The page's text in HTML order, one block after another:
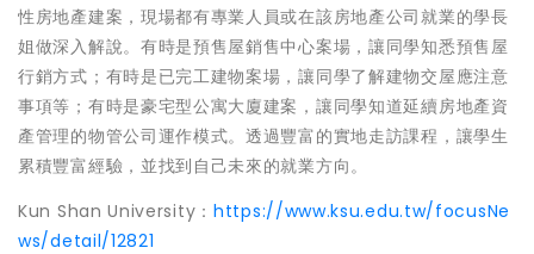
性房地產建案，現場都有專業人員或在該房地產公司就業的學長
姐做深入解說。有時是預售屋銷售中心案場，讓同學知悉預售屋
行銷方式；有時是已完工建物案場，讓同學了解建物交屋應注意
事項等；有時是豪宅型公寓大廈建案，讓同學知道延續房地產資
產管理的物管公司運作模式。透過豐富的實地走訪課程，讓學生
累積豐富經驗，並找到自己未來的就業方向。
Kun Shan University： https://www.ksu.edu.tw/focusNe
ws/detail/12821